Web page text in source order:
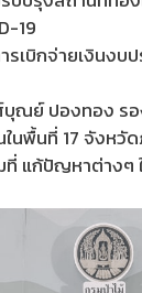
19
รเบิกจ่ายเงินง
ณย์ ปองทอง ร
นพื้นที่ 17 จังหวั
แก้ปัญหาต่างๆ